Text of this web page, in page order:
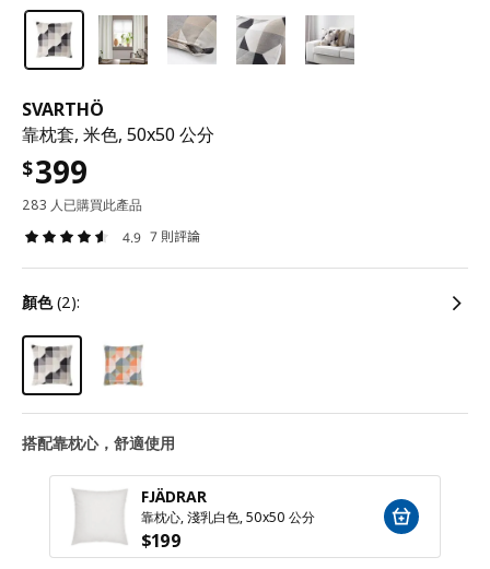
SVARTHÖ
靠枕套, 米色, 50x50 公分
$399
283 人已購買此產品
4.9 7 則評論
顏色(2):
搭配靠枕心，舒適使用
FJÄDRAR
靠枕心, 淺乳白色, 50x50 公分
$199